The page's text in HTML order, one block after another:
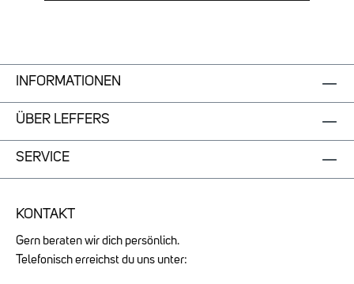
strukturierte Warenoptik mit angenehm
Regular Fit geschnitten und bietet eine gerade,
unkomplizierte Silhouette. Kurze Ärmel,
Rundmanschetten und eine Rückenlänge von
ca. 58 cm ergänzen den gepflegten Look.
Verarbeitung und Pflege Ein spitzer Kragen,
maschinenwaschbar und sollte nicht im
Trockner getrocknet werden.
INFORMATIONEN
ÜBER LEFFERS
SERVICE
KONTAKT
Gern beraten wir dich persönlich.
Telefonisch erreichst du uns unter: